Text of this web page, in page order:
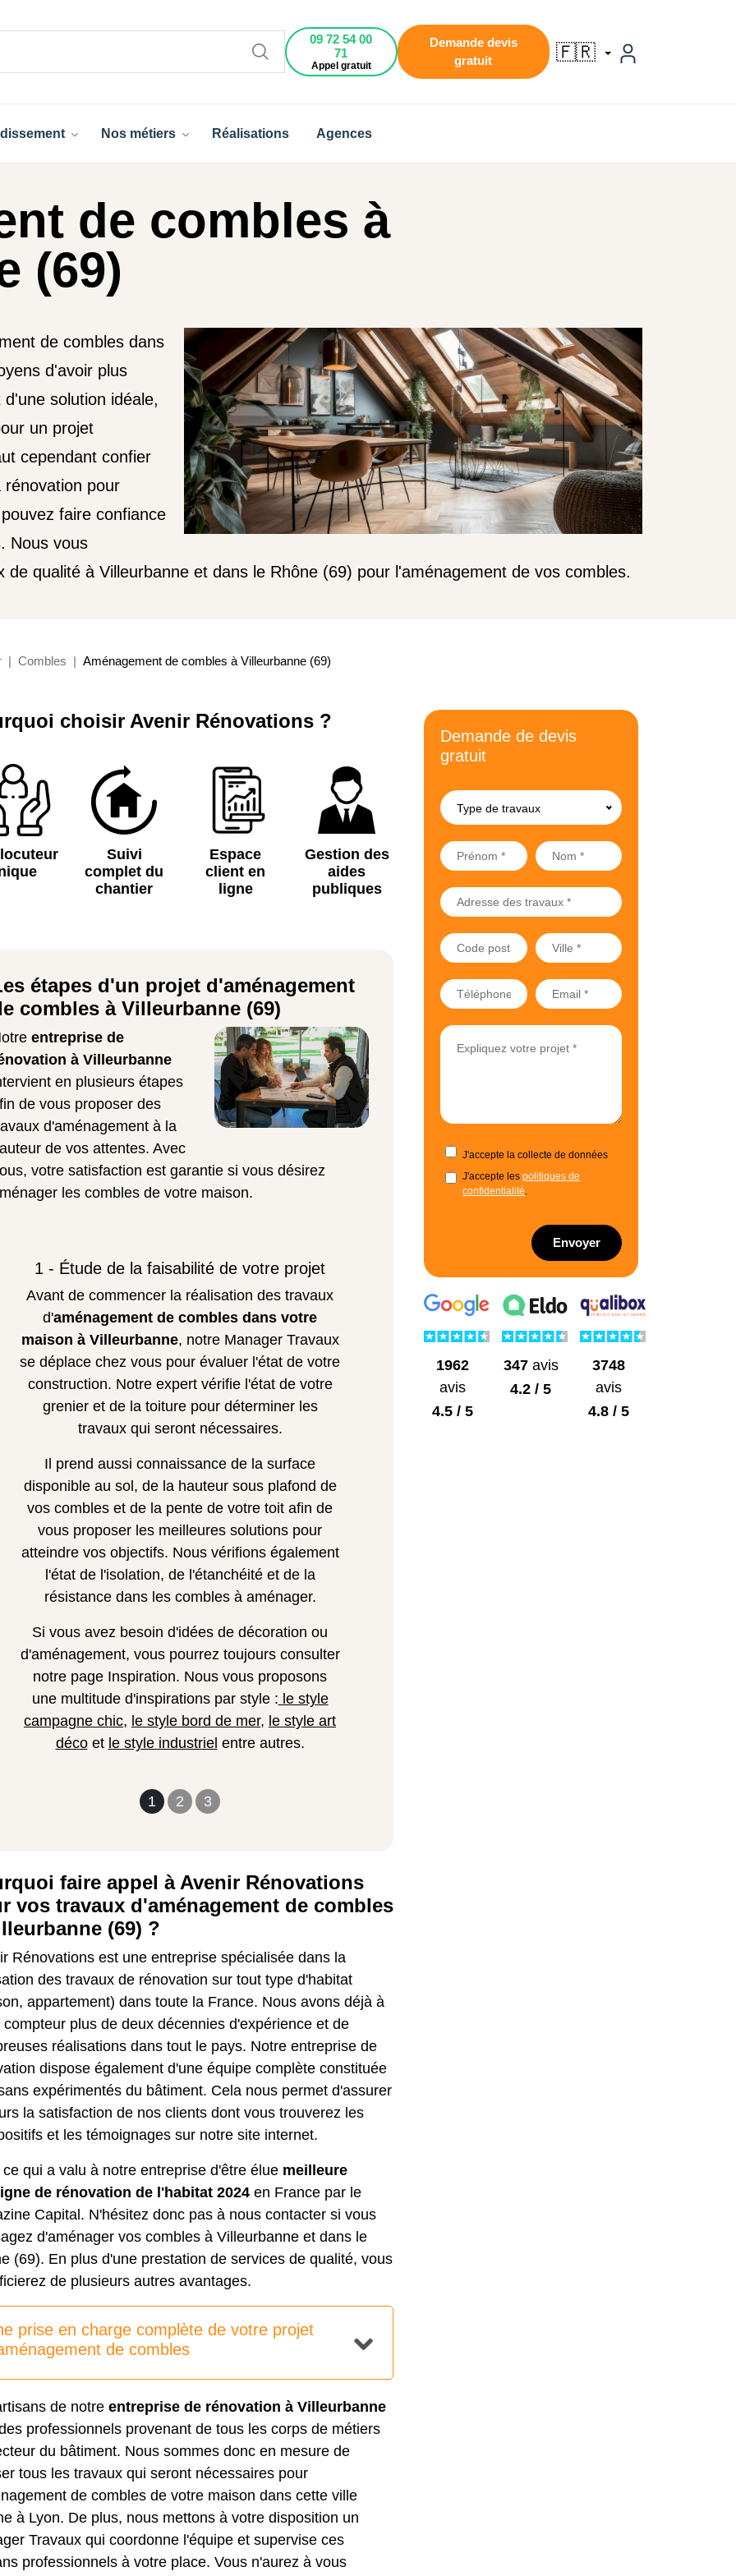
09 72 54 00
71
Appel gratuit
Demande devis
gratuit
🇫🇷
Nos métiers Réalisations Agences
de combles à
(69)
de combles dans
d'avoir plus
solution idéale,
un projet
cependant confier
pour
faire confiance
Nous vous
qualité à Villeurbanne et dans le Rhône (69) pour l'aménagement de vos combles.
Combles Aménagement de combles à Villeurbanne (69)
choisir Avenir Rénovations ?
Suivi
complet du
chantier
Espace
client en
ligne
Gestion des
aides
publiques
étapes d'un projet d'aménagement
combles à Villeurbanne (69)
entreprise de
à Villeurbanne
en plusieurs étapes
de vous proposer des
d'aménagement à la
de vos attentes. Avec
votre satisfaction est garantie si vous désirez
les combles de votre maison.
1 2 3
1 - Étude de la faisabilité de votre projet
Avant de commencer la réalisation des travaux
d'aménagement de combles dans votre
maison à Villeurbanne, notre Manager Travaux
se déplace chez vous pour évaluer l'état de votre
construction. Notre expert vérifie l'état de votre
grenier et de la toiture pour déterminer les
travaux qui seront nécessaires.
Il prend aussi connaissance de la surface
disponible au sol, de la hauteur sous plafond de
vos combles et de la pente de votre toit afin de
vous proposer les meilleures solutions pour
atteindre vos objectifs. Nous vérifions également
l'état de l'isolation, de l'étanchéité et de la
résistance dans les combles à aménager.
Si vous avez besoin d'idées de décoration ou
d'aménagement, vous pourrez toujours consulter
notre page Inspiration. Nous vous proposons
une multitude d'inspirations par style : le style
campagne chic, le style bord de mer, le style art
décoet le style industriel entre autres.
faire appel à Avenir Rénovations
vos travaux d'aménagement de combles
(69) ?
Rénovations est une entreprise spécialisée dans la
des travaux de rénovation sur tout type d'habitat
appartement) dans toute la France. Nous avons déjà à
compteur plus de deux décennies d'expérience et de
réalisations dans tout le pays. Notre entreprise de
dispose également d'une équipe complète constituée
expérimentés du bâtiment. Cela nous permet d'assurer
la satisfaction de nos clients dont vous trouverez les
et les témoignages sur notre site internet.
ce qui a valu à notre entreprise d'être élue meilleure
de rénovation de l'habitat 2024 en France par le
Capital. N'hésitez donc pas à nous contacter si vous
d'aménager vos combles à Villeurbanne et dans le
(69). En plus d'une prestation de services de qualité, vous
de plusieurs autres avantages.
prise en charge complète de votre projet
de combles
de notre entreprise de rénovation à Villeurbanne
professionnels provenant de tous les corps de métiers
du bâtiment. Nous sommes donc en mesure de
tous les travaux qui seront nécessaires pour
de combles de votre maison dans cette ville
à Lyon. De plus, nous mettons à votre disposition un
Travaux qui coordonne l'équipe et supervise ces
professionnels à votre place. Vous n'aurez à vous
Demande de devis
gratuit
Type de travaux
J'accepte la collecte de données
J'accepte les politiques de
confidentialité.
Envoyer
1962
avis
4.5 / 5
347avis
4.2 / 5
3748
avis
4.8 / 5